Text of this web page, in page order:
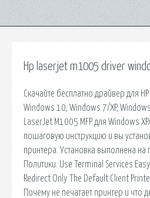
Hp laserjet m1005 driver
Скачайте бесплатно драйвер для
Windows 10, Windows 7/XP,
LaserJet M1005 MFP для Windows
пошаговую инструкцию и вы
принтера. Установка выполнена на
Политики. Use Terminal Services
Redirect Only The Default Client
Почему не печатает принтер и что